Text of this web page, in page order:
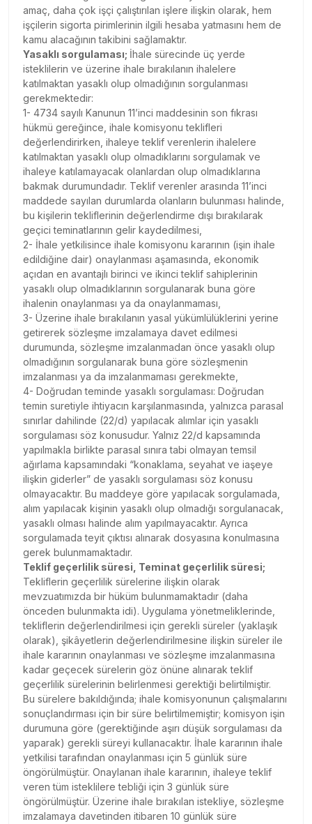
amaç, daha çok işçi çalıştırılan işlere ilişkin olarak, hem
işçilerin sigorta pirimlerinin ilgili hesaba yatmasını hem de
kamu alacağının takibini sağlamaktır.
Yasaklı sorgulaması; İhale sürecinde üç yerde
isteklilerin ve üzerine ihale bırakılanın ihalelere
katılmaktan yasaklı olup olmadığının sorgulanması
gerekmektedir:
1- 4734 sayılı Kanunun 11’inci maddesinin son fıkrası
hükmü gereğince, ihale komisyonu teklifleri
değerlendirirken, ihaleye teklif verenlerin ihalelere
katılmaktan yasaklı olup olmadıklarını sorgulamak ve
ihaleye katılamayacak olanlardan olup olmadıklarına
bakmak durumundadır. Teklif verenler arasında 11’inci
maddede sayılan durumlarda olanların bulunması halinde,
bu kişilerin tekliflerinin değerlendirme dışı bırakılarak
geçici teminatlarının gelir kaydedilmesi,
2- İhale yetkilisince ihale komisyonu kararının (işin ihale
edildiğine dair) onaylanması aşamasında, ekonomik
açıdan en avantajlı birinci ve ikinci teklif sahiplerinin
yasaklı olup olmadıklarının sorgulanarak buna göre
ihalenin onaylanması ya da onaylanmaması,
3- Üzerine ihale bırakılanın yasal yükümlülüklerini yerine
getirerek sözleşme imzalamaya davet edilmesi
durumunda, sözleşme imzalanmadan önce yasaklı olup
olmadığının sorgulanarak buna göre sözleşmenin
imzalanması ya da imzalanmaması gerekmekte,
4- Doğrudan teminde yasaklı sorgulaması: Doğrudan
temin suretiyle ihtiyacın karşılanmasında, yalnızca parasal
sınırlar dahilinde (22/d) yapılacak alımlar için yasaklı
sorgulaması söz konusudur. Yalnız 22/d kapsamında
yapılmakla birlikte parasal sınıra tabi olmayan temsil
ağırlama kapsamındaki “konaklama, seyahat ve iaşeye
ilişkin giderler” de yasaklı sorgulaması söz konusu
olmayacaktır. Bu maddeye göre yapılacak sorgulamada,
alım yapılacak kişinin yasaklı olup olmadığı sorgulanacak,
yasaklı olması halinde alım yapılmayacaktır. Ayrıca
sorgulamada teyit çıktısı alınarak dosyasına konulmasına
gerek bulunmamaktadır.
Teklif geçerlilik süresi, Teminat geçerlilik süresi;
Tekliflerin geçerlilik sürelerine ilişkin olarak
mevzuatımızda bir hüküm bulunmamaktadır (daha
önceden bulunmakta idi). Uygulama yönetmeliklerinde,
tekliflerin değerlendirilmesi için gerekli süreler (yaklaşık
olarak), şikâyetlerin değerlendirilmesine ilişkin süreler ile
ihale kararının onaylanması ve sözleşme imzalanmasına
kadar geçecek sürelerin göz önüne alınarak teklif
geçerlilik sürelerinin belirlenmesi gerektiği belirtilmiştir.
Bu sürelere bakıldığında; ihale komisyonunun çalışmalarını
sonuçlandırması için bir süre belirtilmemiştir; komisyon işin
durumuna göre (gerektiğinde aşırı düşük sorgulaması da
yaparak) gerekli süreyi kullanacaktır. İhale kararının ihale
yetkilisi tarafından onaylanması için 5 günlük süre
öngörülmüştür. Onaylanan ihale kararının, ihaleye teklif
veren tüm isteklilere tebliği için 3 günlük süre
öngörülmüştür. Üzerine ihale bırakılan istekliye, sözleşme
imzalamaya davetinden itibaren 10 günlük süre